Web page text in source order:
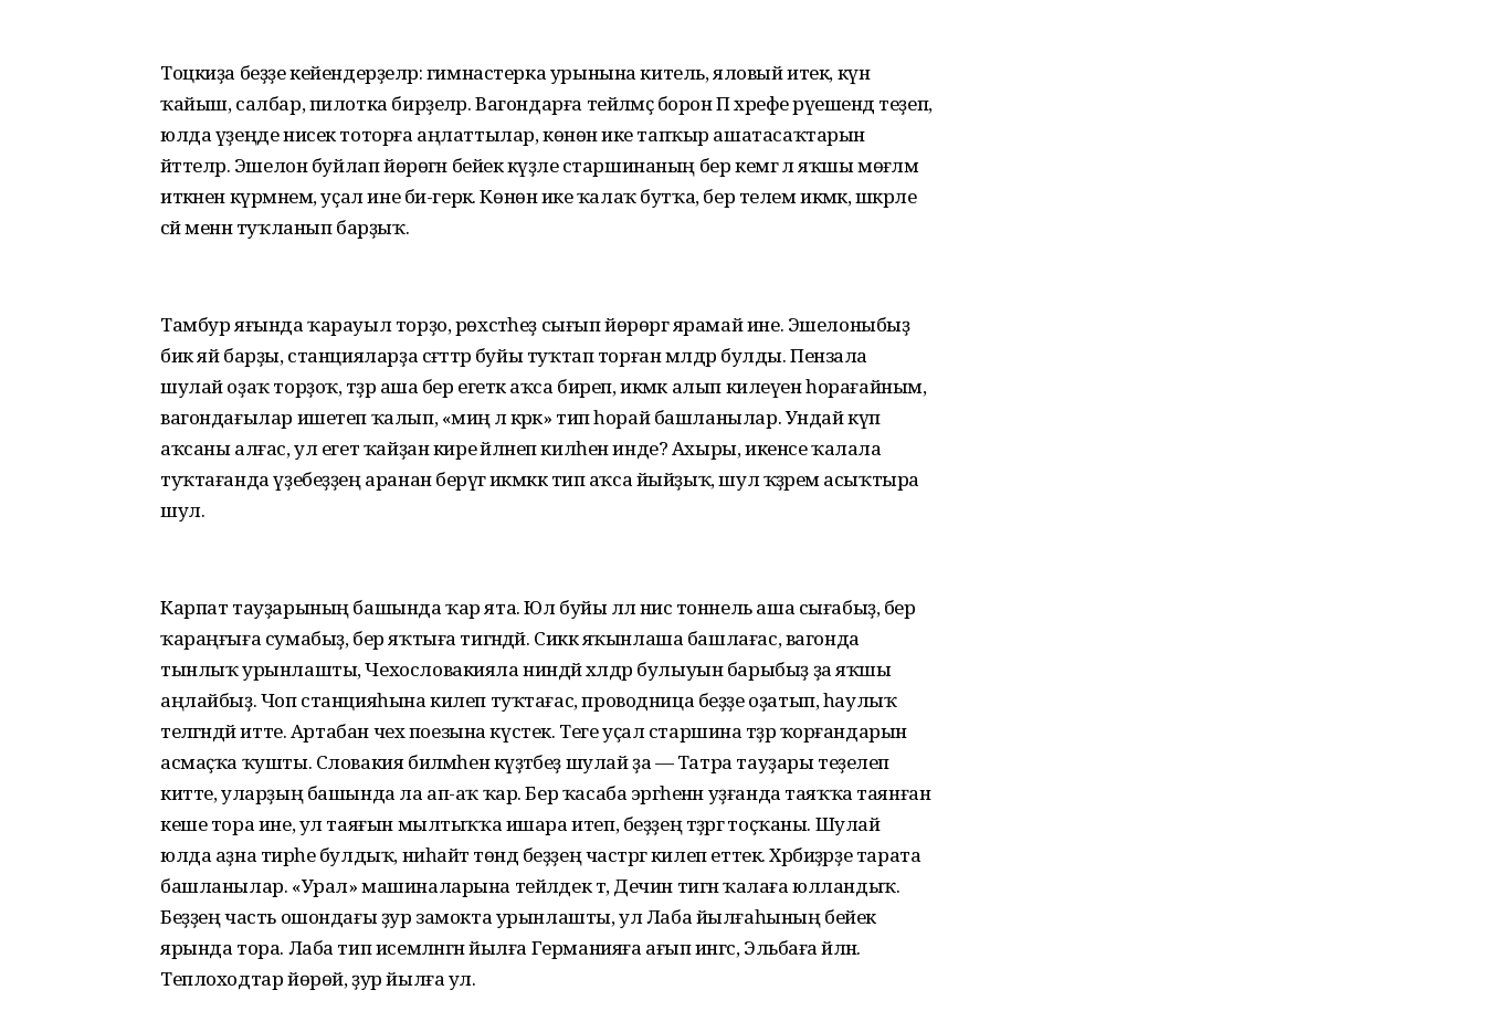
Тоцкиҙа беҙҙе кейендерҙеләр: гимнастерка урынына китель, яловый итек, күн
ҡайыш, салбар, пилотка бирҙеләр. Вагондарға тейәлмәҫ борон П хәрефе рәүешендә теҙеп,
юлда үҙеңде нисек тоторға аңлаттылар, көнөнә ике тапҡыр ашатасаҡтарын
әйттеләр. Эшелон буйлап йөрөгән бейек кәүҙәле старшинаның бер кемгә лә яҡшы мөғәләмә
иткәнен күрмәнем, уҫал ине би-герәк. Көнөнә ике ҡалаҡ бутҡа, бер телем икмәк, шәкәрле
сәй менән туҡланып барҙыҡ.
Тамбур яғында ҡарауыл торҙо, рөхсәтһеҙ сығып йөрөргә ярамай ине. Эшелоныбыҙ
бик яй барҙы, станцияларҙа сәғәттәр буйы туҡтап торған мәлдәр булды. Пензала
шулай оҙаҡ торҙоҡ, тәҙрә аша бер егеткә аҡса биреп, икмәк алып килеүен һорағайным,
вагондағылар ишетеп ҡалып, «миңә лә кәрәк» тип һорай башланылар. Ундай күп
аҡсаны алғас, ул егет ҡайҙан кире әйләнеп килһен инде? Ахыры, икенсе ҡалала
туҡтағанда үҙебеҙҙең аранан берәүгә икмәккә тип аҡса йыйҙыҡ, шул ҡәҙәрем асыҡтыра
шул.
Карпат тауҙарының башында ҡар ята. Юл буйы әллә нисә тоннель аша сығабыҙ, бер
ҡараңғыға сумабыҙ, бер яҡтыға тигәндәй. Сиккә яҡынлаша башлағас, вагонда
тынлыҡ урынлашты, Чехословакияла ниндәй хәлдәр булыуын барыбыҙ ҙа яҡшы
аңлайбыҙ. Чоп станцияһына килеп туҡтағас, проводница беҙҙе оҙатып, һаулыҡ
теләгәндәй итте. Артабан чех поезына күстек. Теге уҫал старшина тәҙрә ҡорғандарын
асмаҫҡа ҡушты. Словакия биләмәһен күҙәтәбеҙ шулай ҙа — Татра тауҙары теҙелеп
китте, уларҙың башында ла ап-аҡ ҡар. Бер ҡасаба эргәһенән уҙғанда таяҡҡа таянған
кеше тора ине, ул таяғын мылтыҡҡа ишара итеп, беҙҙең тәҙрәгә тоҫҡаны. Шулай
юлда аҙна тирәһе булдыҡ, ниһайәт төндә беҙҙең частәргә килеп еттек. Хәрбиҙәрҙе тарата
башланылар. «Урал» машиналарына тейәлдек тә, Дечин тигән ҡалаға юлландыҡ.
Беҙҙең часть ошондағы ҙур замокта урынлашты, ул Лаба йылғаһының бейек
ярында тора. Лаба тип исемләнгән йылға Германияға ағып ингәс, Эльбаға әйләнә.
Теплоходтар йөрөй, ҙур йылға ул.